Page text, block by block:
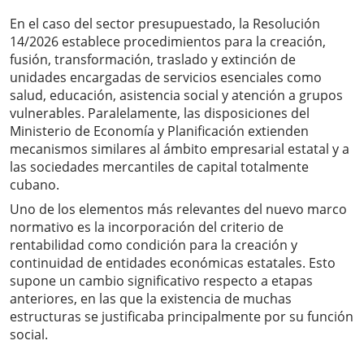
En el caso del sector presupuestado, la Resolución
14/2026 establece procedimientos para la creación,
fusión, transformación, traslado y extinción de
unidades encargadas de servicios esenciales como
salud, educación, asistencia social y atención a grupos
vulnerables. Paralelamente, las disposiciones del
Ministerio de Economía y Planificación extienden
mecanismos similares al ámbito empresarial estatal y a
las sociedades mercantiles de capital totalmente
cubano.
Uno de los elementos más relevantes del nuevo marco
normativo es la incorporación del criterio de
rentabilidad como condición para la creación y
continuidad de entidades económicas estatales. Esto
supone un cambio significativo respecto a etapas
anteriores, en las que la existencia de muchas
estructuras se justificaba principalmente por su función
social.